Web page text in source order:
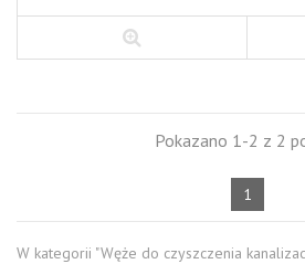
Pokazano 1-2 z 2
1
W kategorii "Węże do czyszczenia